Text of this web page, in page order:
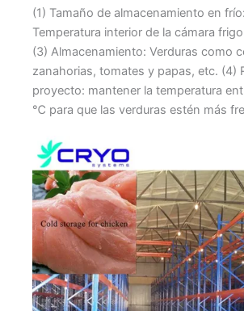
(1) Tamaño de almacenamiento en
Temperatura interior de la cámara
(3) Almacenamiento: Verduras como
zanahorias, tomates y papas, etc. (4)
proyecto: mantener la temperatura
℃ para que las verduras estén más